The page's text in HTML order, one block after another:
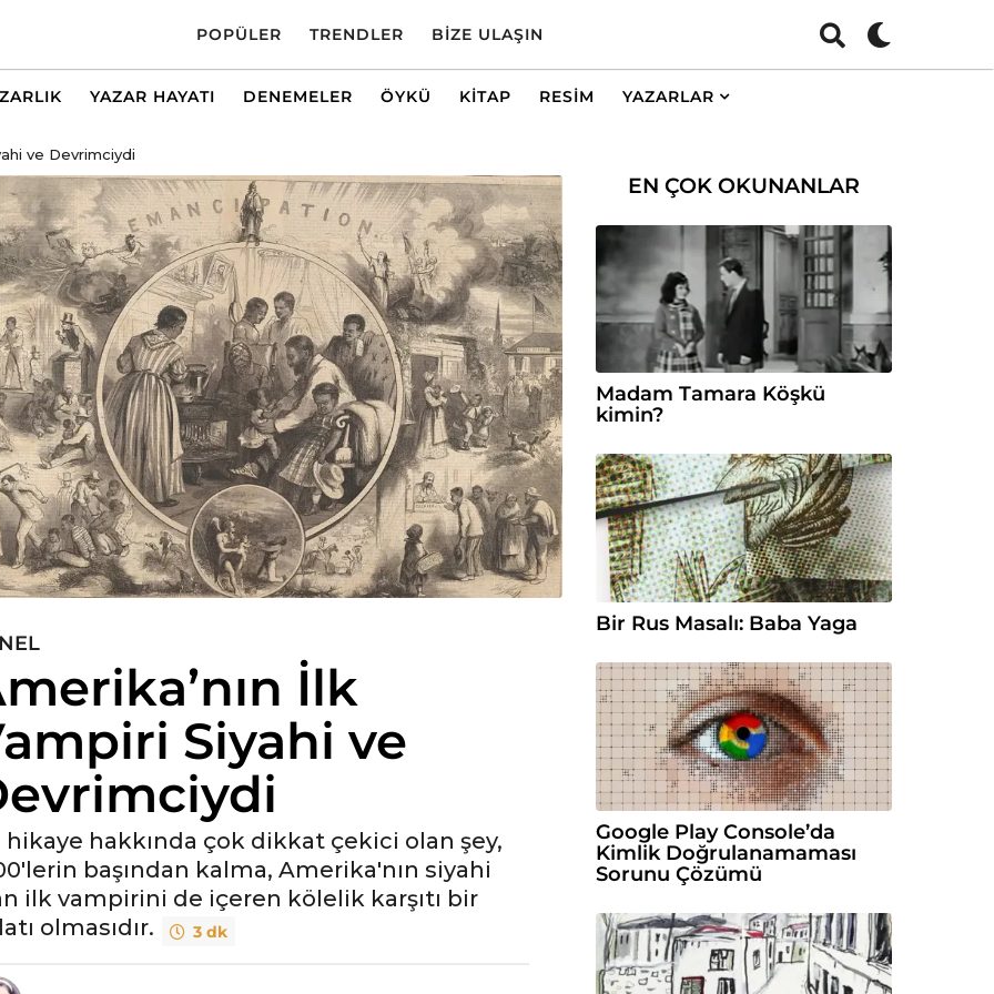
POPÜLER TRENDLER BIZE ULAŞIN
YAZAR HAYATI DENEMELER ÖYKÜ KITAP RESIM YAZARLAR
ve Devrimciydi
İlk
Siyahi ve
hikaye hakkında çok dikkat çekici olan şey,
başından kalma, Amerika'nın siyahi
ilk vampirini de içeren kölelik karşıtı bir
olmasıdır.
3 dk
EN ÇOK OKUNANLAR
Madam Tamara Köşkü
kimin?
Bir Rus Masalı: Baba Yaga
Google Play Console’da
Kimlik Doğrulanamaması
Sorunu Çözümü